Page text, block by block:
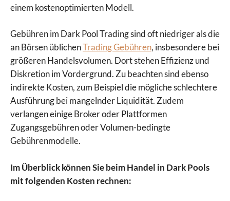
einem kostenoptimierten Modell.
Gebühren im Dark Pool Trading sind oft niedriger als die
an Börsen üblichenTrading Gebühren, insbesondere bei
größeren Handelsvolumen. Dort stehen Effizienz und
Diskretion im Vordergrund. Zu beachten sind ebenso
indirekte Kosten, zum Beispiel die mögliche schlechtere
Ausführung bei mangelnder Liquidität. Zudem
verlangen einige Broker oder Plattformen
Zugangsgebühren oder Volumen-bedingte
Gebührenmodelle.
Im Überblick können Sie beim Handel in Dark Pools
mit folgenden Kosten rechnen: